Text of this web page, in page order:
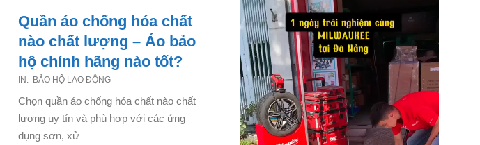
Quần áo chống hóa chất
nào chất lượng – Áo bảo
hộ chính hãng nào tốt?
2021-
06-
26
IN: BẢO HỘ LAO ĐỘNG
Chọn quần áo chống hóa chất nào chất
lượng uy tín và phù hợp với các ứng
dụng sơn, xử